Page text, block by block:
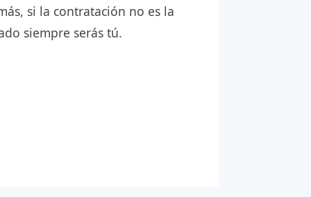
si la contratación no es la
siempre serás tú.